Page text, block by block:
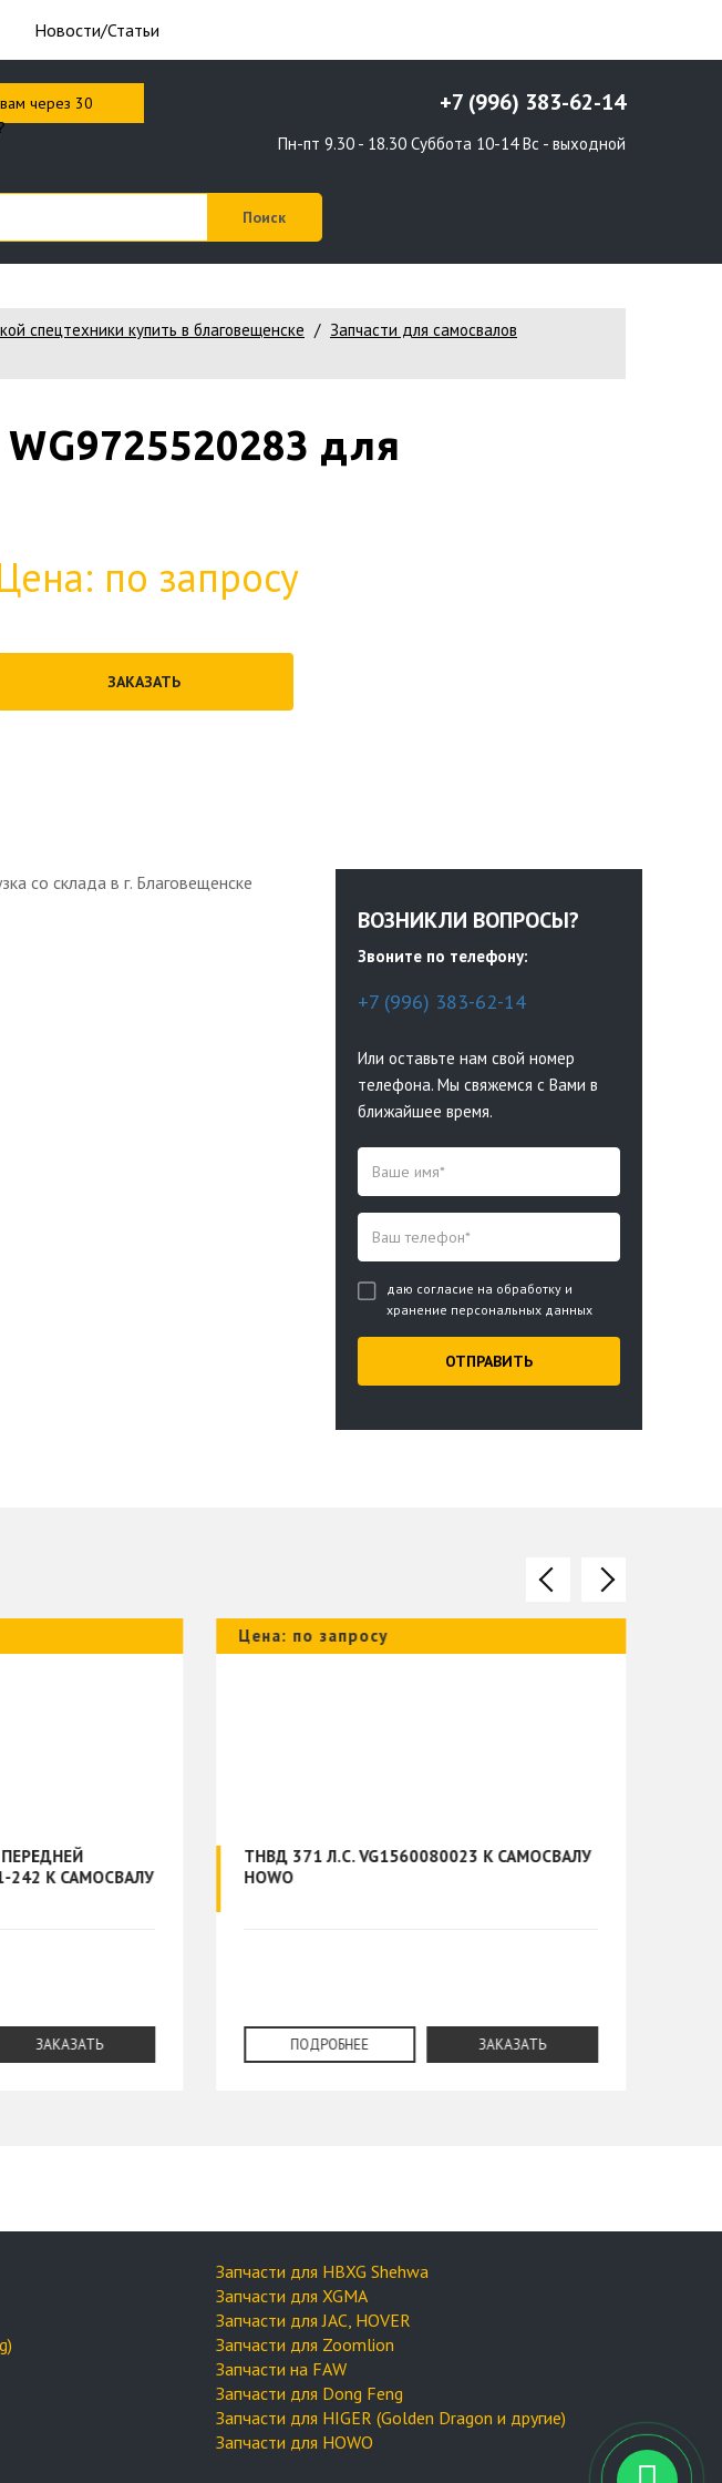
Новости/Статьи
через 30
+7 (996) 383-62-14
Пн-пт 9.30 - 18.30 Суббота 10-14 Вс - выходной
спецтехники купить в благовещенске
Запчасти для самосвалов
для
по запросу
ЗАКАЗАТЬ
со склада в г. Благовещенске
ВОЗНИКЛИ ВОПРОСЫ?
Звоните по телефону:
+7 (996) 383-62-14
Или оставьте нам свой номер
телефона. Мы свяжемся с Вами в
ближайшее время.
даю согласие на обработку и
хранение персональных данных
242 К САМОСВАЛУ
ЗАКАЗАТЬ
Цена: по запросу
ТНВД 371 Л.С. VG1560080023 К САМОСВАЛУ
HOWO
ПОДРОБНЕЕ ЗАКАЗАТЬ
Запчасти для HBXG Shehwa
Запчасти для XGMA
Запчасти для JAC, HOVER
Запчасти для Zoomlion
Запчасти на FAW
Запчасти для Dong Feng
Запчасти для HIGER (Golden Dragon и другие)
Запчасти для HOWO